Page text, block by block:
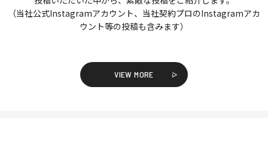
（当社公式Instagramアカウント、当社契約プロのInstagramアカ
ウント等の投稿も含みます）
VIEW MORE